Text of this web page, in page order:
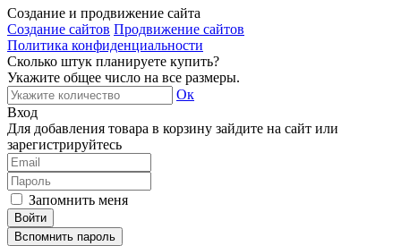
Создание и продвижение сайта
Создание сайтов Продвижение сайтов
Политика конфиденциальности
Сколько штук планируете купить?
Укажите общее число на все размеры.
Ок
Вход
Для добавления товара в корзину зайдите на сайт или
зарегистрируйтесь
Запомнить меня
Вспомнить пароль